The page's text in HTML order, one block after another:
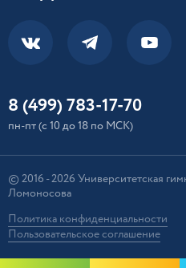
8 (499) 783-17-70
пн-пт (с 10 до 18 по МСК)
© 2016 - 2026 Университетская
Ломоносова
Политика конфиденциальности
Пользовательское соглашение